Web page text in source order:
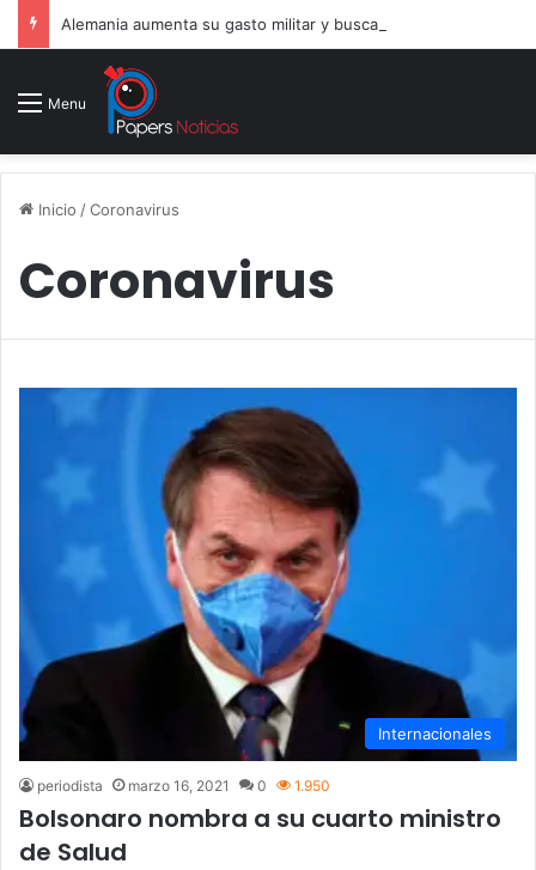
Menu
Inicio /Coronavirus
Coronavirus
Internacionales
periodista marzo 16, 2021 0 1.950
Bolsonaro nombra a su cuarto ministro
de Salud